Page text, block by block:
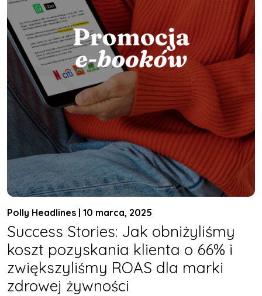
Polly Headlines | 10 marca, 2025
Success Stories: Jak obniżyliśmy
koszt pozyskania klienta o 66% i
zwiększyliśmy ROAS dla marki
zdrowej żywności